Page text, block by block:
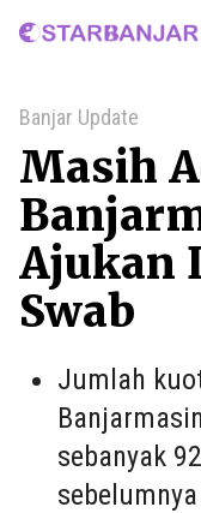
Home
Banjar Update
Masih
Ajukan
Swab
Jumlah
sebanyak